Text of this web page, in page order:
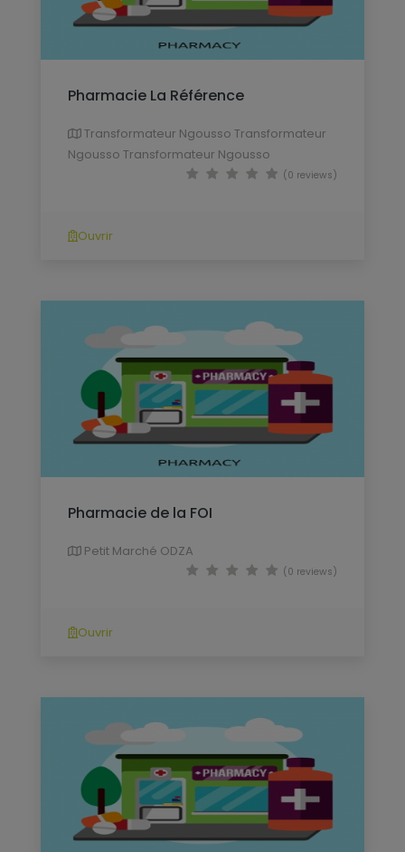
Pharmacie La Référence
Transformateur Ngousso Transformateur
Ngousso Transformateur Ngousso
(0 reviews)
Ouvrir
Pharmacie de la FOI
Petit Marché ODZA
(0 reviews)
Ouvrir